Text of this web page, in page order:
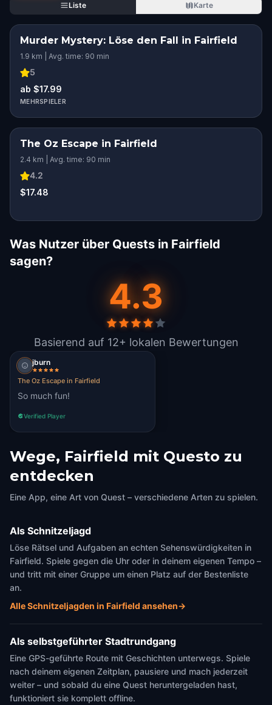
Liste
Karte
Murder Mystery: Löse den Fall in Fairfield
1.9 km | Avg. time: 90 min
5
ab $17.99
MEHRSPIELER
The Oz Escape in Fairfield
2.4 km | Avg. time: 90 min
4.2
$17.48
Was Nutzer über Quests in Fairfield
sagen?
4.3
Basierend auf 12+ lokalen Bewertungen
jburn
The Oz Escape in Fairfield
So much fun!
Verified Player
Wege, Fairfield mit Questo zu
entdecken
Eine App, eine Art von Quest – verschiedene Arten zu spielen.
Als Schnitzeljagd
Löse Rätsel und Aufgaben an echten Sehenswürdigkeiten in
Fairfield. Spiele gegen die Uhr oder in deinem eigenen Tempo –
und tritt mit einer Gruppe um einen Platz auf der Bestenliste
an.
Alle Schnitzeljagden in Fairfield ansehen→
Als selbstgeführter Stadtrundgang
Eine GPS-geführte Route mit Geschichten unterwegs. Spiele
nach deinem eigenen Zeitplan, pausiere und mach jederzeit
weiter – und sobald du eine Quest heruntergeladen hast,
funktioniert sie komplett offline.